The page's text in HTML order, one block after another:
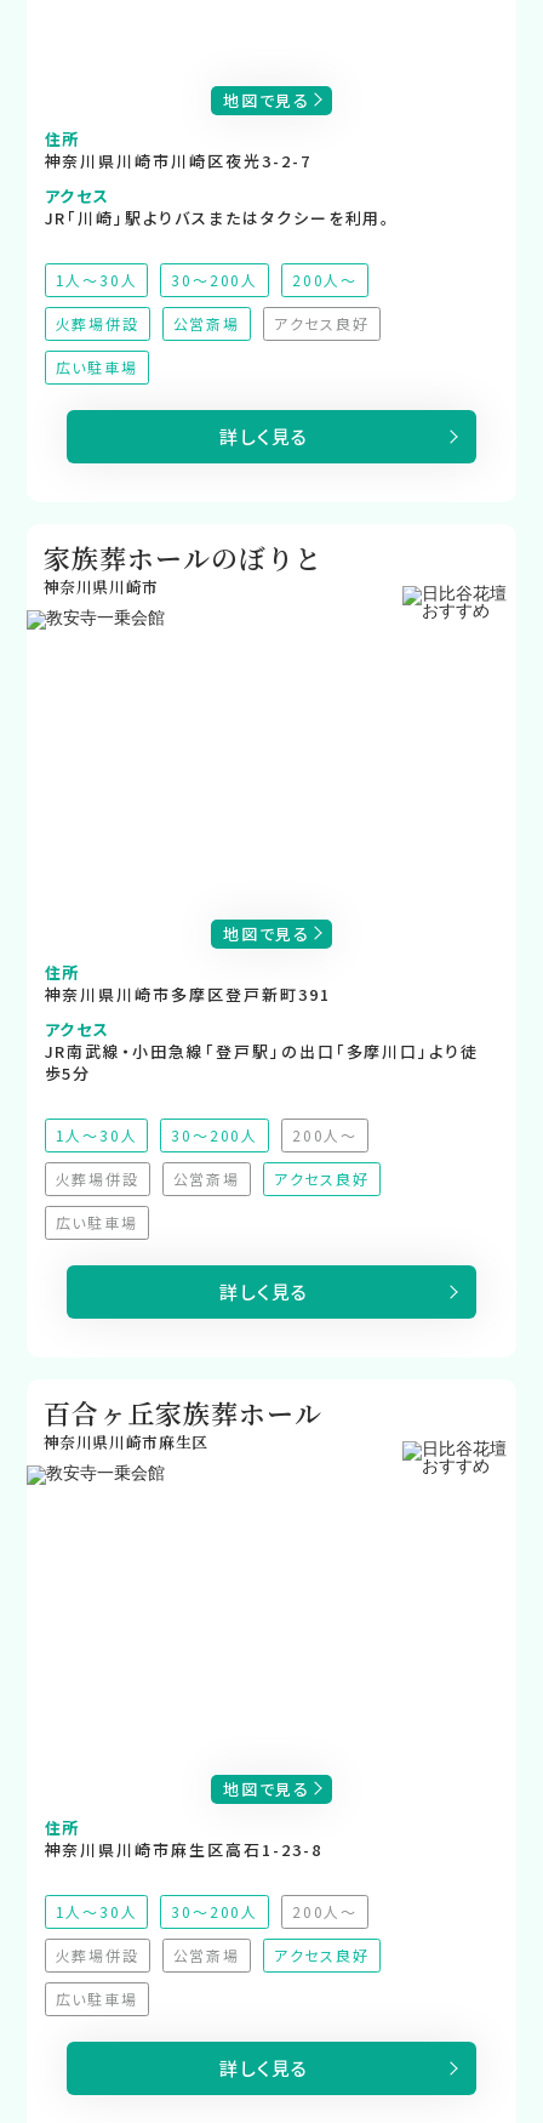
地図で見る
住所
神奈川県川崎市川崎区夜光3-2-7
アクセス
JR「川崎」駅よりバスまたはタクシーを利用。
1人～30人 30～200人 200人～
火葬場併設 公営斎場
アクセス良好
（非対応）
広い駐車場
詳しく見る
家族葬ホールのぼりと
神奈川県川崎市
地図で見る
住所
神奈川県川崎市多摩区登戸新町391
アクセス
JR南武線・小田急線「登戸駅」の出口「多摩川口」より徒
歩5分
1人～30人 30～200人
200人～
（非推奨）
火葬場併設
（非対応）
公営斎場
（非対応）
アクセス良好
広い駐車場
（非対応）
詳しく見る
百合ヶ丘家族葬ホール
神奈川県川崎市麻生区
地図で見る
住所
神奈川県川崎市麻生区高石1-23-8
1人～30人 30～200人
200人～
（非推奨）
火葬場併設
（非対応）
公営斎場
（非対応）
アクセス良好
広い駐車場
（非対応）
詳しく見る